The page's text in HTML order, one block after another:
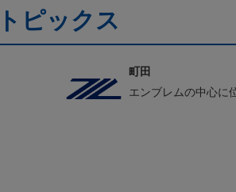
トピックス
町田
エンブレムの中心に